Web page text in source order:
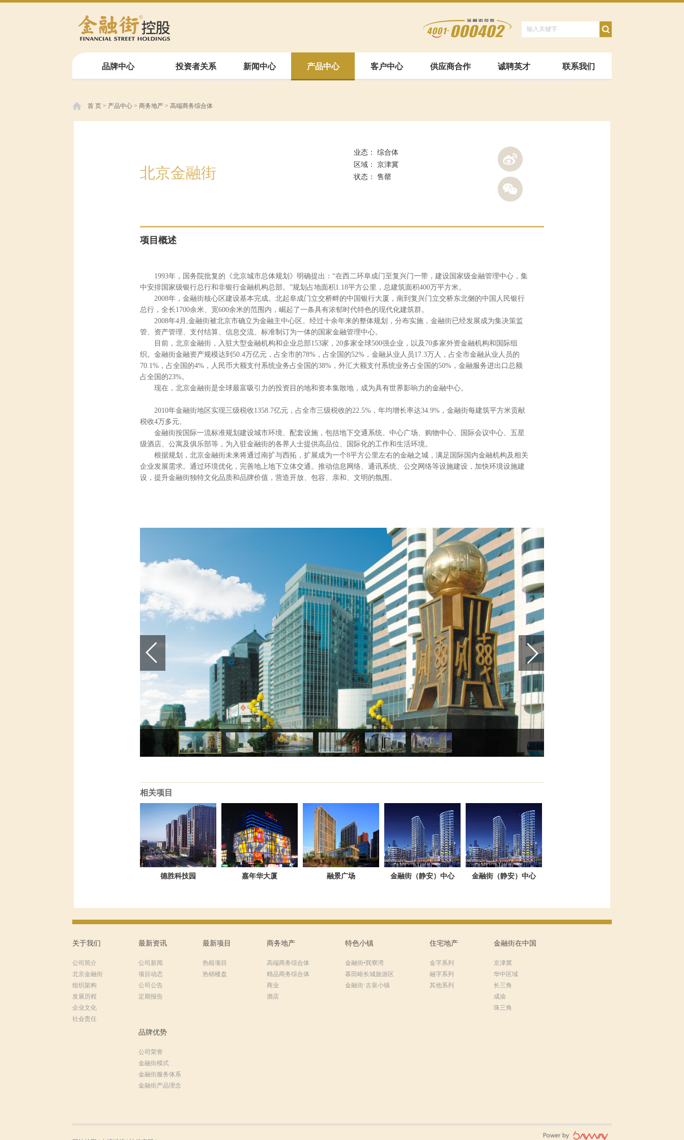
品牌中心 投资者关系 新闻中心 产品中心 客户中心 供应商合作 诚聘英才 联系我们
首 页 > 产品中心 > 商务地产 > 高端商务综合体
北京金融街
业态： 综合体
区域： 京津冀
状态： 售罄
项目概述
1993年，国务院批复的《北京城市总体规划》明确提出：“在西二环阜成门至复兴门一带，建设国家级金融管理中心，集
中安排国家级银行总行和非银行金融机构总部。”规划占地面积1.18平方公里，总建筑面积400万平方米。
2008年，金融街核心区建设基本完成。北起阜成门立交桥畔的中国银行大厦，南到复兴门立交桥东北侧的中国人民银行
总行，全长1700余米、宽600余米的范围内，崛起了一条具有浓郁时代特色的现代化建筑群。
2008年4月,金融街被北京市确立为金融主中心区。经过十余年来的整体规划，分布实施，金融街已经发展成为集决策监
管、资产管理、支付结算、信息交流、标准制订为一体的国家金融管理中心。
目前，北京金融街，入驻大型金融机构和企业总部153家，20多家全球500强企业，以及70多家外资金融机构和国际组
织。金融街金融资产规模达到50.4万亿元，占全市的78%，占全国的52%，金融从业人员17.3万人，占全市金融从业人员的
70.1%，占全国的4%，人民币大额支付系统业务占全国的38%，外汇大额支付系统业务占全国的50%，金融服务进出口总额
占全国的23%。
现在，北京金融街是全球最富吸引力的投资目的地和资本集散地，成为具有世界影响力的金融中心。
2010年金融街地区实现三级税收1358.7亿元，占全市三级税收的22.5%，年均增长率达34.9%，金融街每建筑平方米贡献
税收4万多元。
金融街按国际一流标准规划建设城市环境、配套设施，包括地下交通系统、中心广场、购物中心、国际会议中心、五星
级酒店、公寓及俱乐部等，为入驻金融街的各界人士提供高品位、国际化的工作和生活环境。
根据规划，北京金融街未来将通过南扩与西拓，扩展成为一个8平方公里左右的金融之城，满足国际国内金融机构及相关
企业发展需求。通过环境优化，完善地上地下立体交通。推动信息网络、通讯系统、公交网络等设施建设，加快环境设施建
设，提升金融街独特文化品质和品牌价值，营造开放、包容、亲和、文明的氛围。
相关项目
德胜科技园 嘉年华大厦 融景广场 金融街（静安）中心 金融街（静安）中心
关于我们
公司简介
北京金融街
组织架构
发展历程
企业文化
社会责任
最新资讯
公司新闻
项目动态
公司公告
定期报告
最新项目
热租项目
热销楼盘
商务地产
高端商务综合体
精品商务综合体
商业
酒店
特色小镇
金融街•巽寮湾
慕田峪长城旅游区
金融街·古泉小镇
住宅地产
金字系列
融字系列
其他系列
金融街在中国
京津冀
华中区域
长三角
成渝
珠三角
品牌优势
公司荣誉
金融街模式
金融街服务体系
金融街产品理念